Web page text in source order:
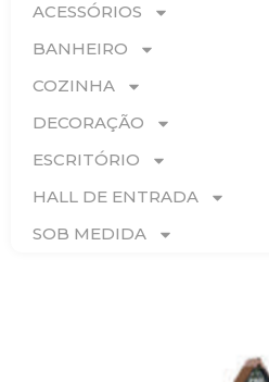
ACESSÓRIOS
BANHEIRO
COZINHA
DECORAÇÃO
ESCRITÓRIO
HALL DE ENTRADA
SOB MEDIDA